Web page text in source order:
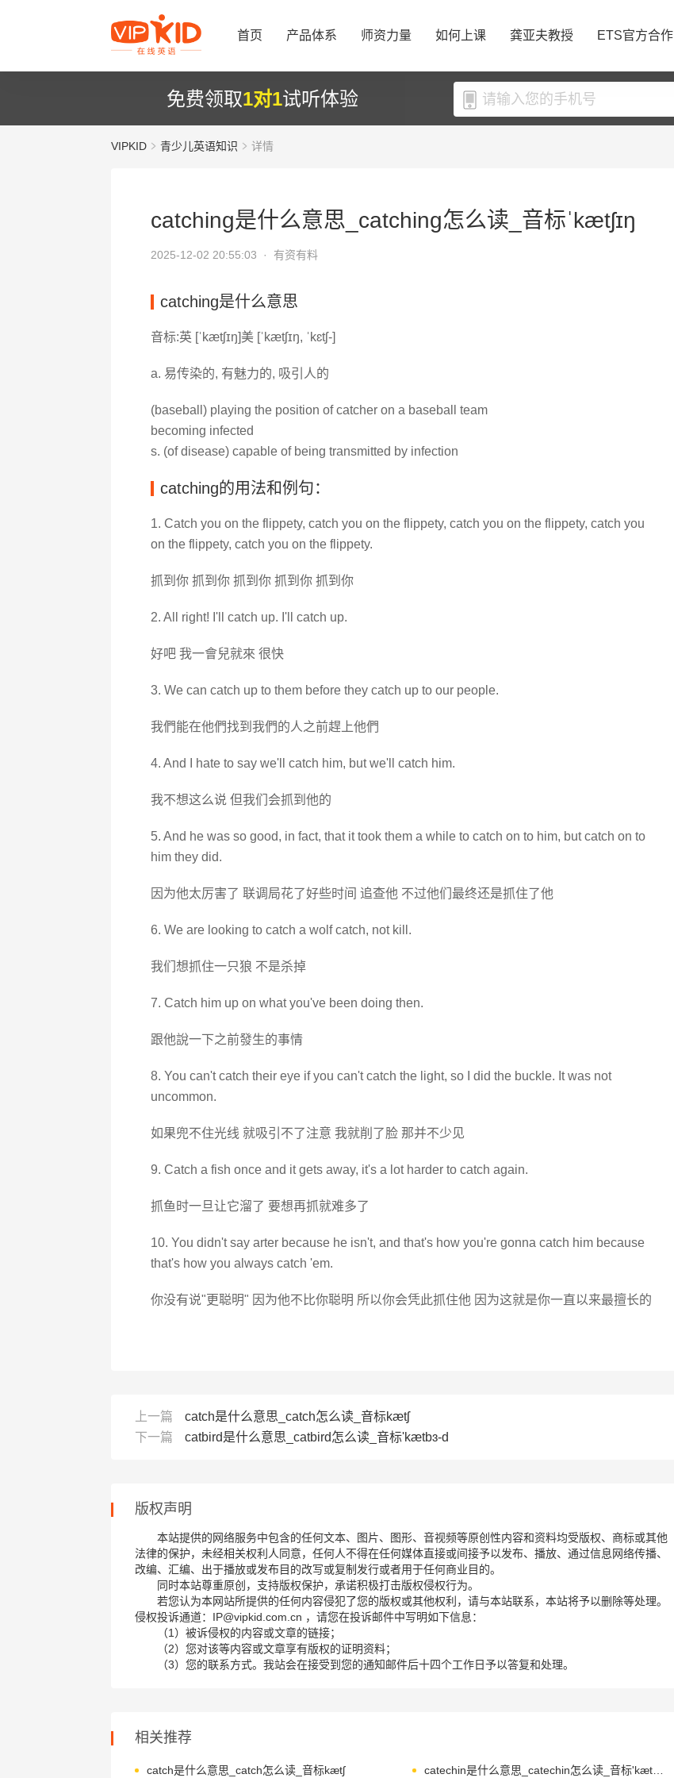
首页 产品体系 师资力量 如何上课 龚亚夫教授 ETS官方合作
免费领取1对1试听体验
VIPKID 青少儿英语知识 详情
catching是什么意思_catching怎么读_音标ˈkætʃɪŋ
2025-12-02 20:55:03 · 有资有料
catching是什么意思
音标:英 [ˈkætʃɪŋ]美 [ˈkætʃɪŋ, ˈkɛtʃ-]
a. 易传染的, 有魅力的, 吸引人的
(baseball) playing the position of catcher on a baseball team
becoming infected
s. (of disease) capable of being transmitted by infection
catching的用法和例句：
1. Catch you on the flippety, catch you on the flippety, catch you on the flippety, catch you
on the flippety, catch you on the flippety.
抓到你 抓到你 抓到你 抓到你 抓到你
2. All right! I'll catch up. I'll catch up.
好吧 我一會兒就來 很快
3. We can catch up to them before they catch up to our people.
我們能在他們找到我們的人之前趕上他們
4. And I hate to say we'll catch him, but we'll catch him.
我不想这么说 但我们会抓到他的
5. And he was so good, in fact, that it took them a while to catch on to him, but catch on to
him they did.
因为他太厉害了 联调局花了好些时间 追查他 不过他们最终还是抓住了他
6. We are looking to catch a wolf catch, not kill.
我们想抓住一只狼 不是杀掉
7. Catch him up on what you've been doing then.
跟他說一下之前發生的事情
8. You can't catch their eye if you can't catch the light, so I did the buckle. It was not
uncommon.
如果兜不住光线 就吸引不了注意 我就削了脸 那并不少见
9. Catch a fish once and it gets away, it's a lot harder to catch again.
抓鱼时一旦让它溜了 要想再抓就难多了
10. You didn't say arter because he isn't, and that's how you're gonna catch him because
that's how you always catch 'em.
你没有说"更聪明" 因为他不比你聪明 所以你会凭此抓住他 因为这就是你一直以来最擅长的
上一篇
catch是什么意思_catch怎么读_音标kætʃ
下一篇
catbird是什么意思_catbird怎么读_音标'kætbɜ-d
版权声明
本站提供的网络服务中包含的任何文本、图片、图形、音视频等原创性内容和资料均受版权、商标或其他
法律的保护，未经相关权利人同意，任何人不得在任何媒体直接或间接予以发布、播放、通过信息网络传播、
改编、汇编、出于播放或发布目的改写或复制发行或者用于任何商业目的。
同时本站尊重原创，支持版权保护，承诺积极打击版权侵权行为。
若您认为本网站所提供的任何内容侵犯了您的版权或其他权利，请与本站联系，本站将予以删除等处理。
侵权投诉通道：IP@vipkid.com.cn ，请您在投诉邮件中写明如下信息：
（1）被诉侵权的内容或文章的链接；
（2）您对该等内容或文章享有版权的证明资料；
（3）您的联系方式。我站会在接受到您的通知邮件后十四个工作日予以答复和处理。
相关推荐
catch是什么意思_catch怎么读_音标kætʃ catechin是什么意思_catechin怎么读_音标'kætɪtʃɪn